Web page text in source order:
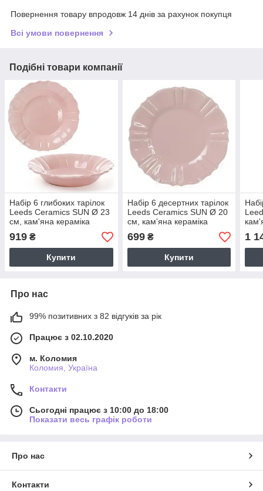
Повернення товару впродовж 14 днів за рахунок покупця
Всі умови повернення
Подібні товари компанії
Набір 6 глибоких тарілок
Leeds Ceramics SUN Ø 23
см, кам'яна кераміка
(рожеві)
919 ₴
Купити
Набір 6 десертних тарілок
Leeds Ceramics SUN Ø 20
см, кам'яна кераміка
(рожевий-пелястий)
699₴
Купити
1
Про нас
99% позитивних з 82 відгуків за рік
Працює з 02.10.2020
м. Коломия
Коломия, Україна
Контакти
Сьогодні працює з 10:00 до 18:00
Показати весь графік роботи
Про нас
Контакти